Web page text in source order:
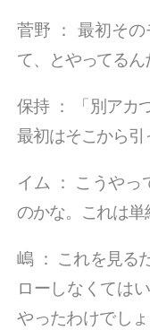
菅野 ： 最初その
て、とやってるん
保持：
「別アカ
最初はそこから引
イム ： こうやっ
のかな。これは単
嶋 ： これを見る
ローしなくては
やったわけでし